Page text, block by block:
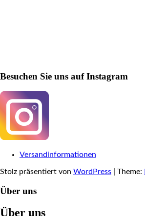
Besuchen Sie uns auf Instagram
Versandinformationen
Stolz präsentiert von WordPress Theme:
Über uns
Über uns